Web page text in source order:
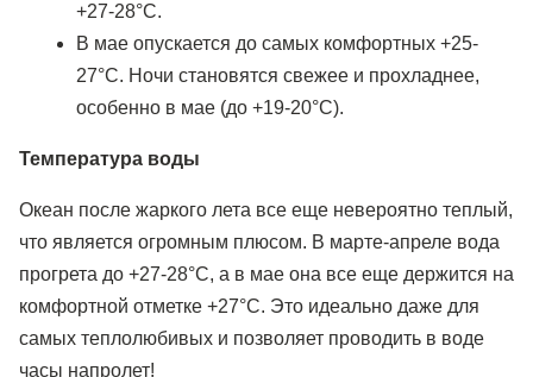
+27-28°C.
В мае опускается до самых комфортных +25-
27°C. Ночи становятся свежее и прохладнее,
особенно в мае (до +19-20°C).
Температура воды
Океан после жаркого лета все еще невероятно теплый,
что является огромным плюсом. В марте-апреле вода
прогрета до +27-28°C, а в мае она все еще держится на
комфортной отметке +27°C. Это идеально даже для
самых теплолюбивых и позволяет проводить в воде
часы напролет!